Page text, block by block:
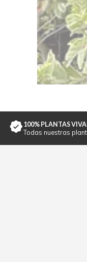
100% PLANTAS
Todas nuestras